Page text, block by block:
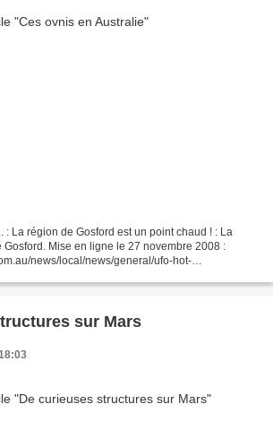
: La région de Gosford est un point chaud ! : La
Gosford. Mise en ligne le 27 novembre 2008 :
news/local/news/general/ufo-hot-
sur Mars